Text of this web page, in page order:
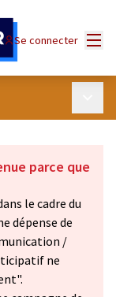
Se connecter
parce que
le cadre du
dépense de
/
ne